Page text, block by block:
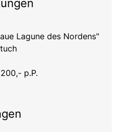
Lagune des Nordens"
p.P.